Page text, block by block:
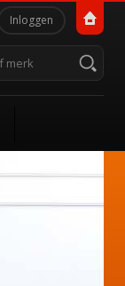
Persoonlijke
Inloggen